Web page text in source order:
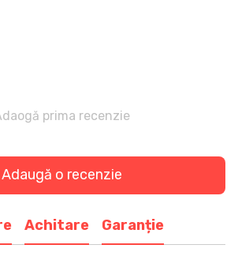
prima recenzie
Adaugă o recenzie
Achitare Garanție